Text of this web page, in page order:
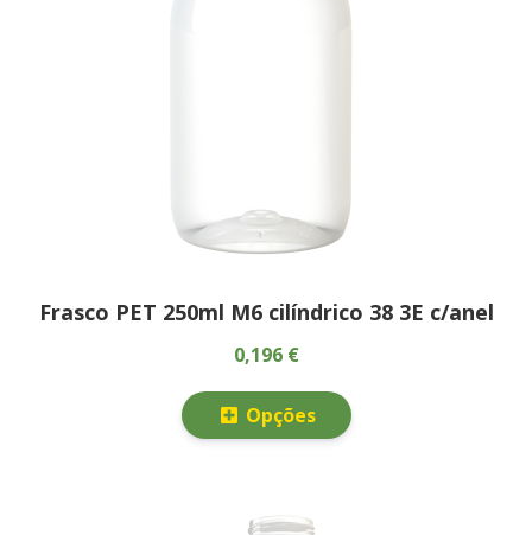
Frasco PET 250ml M6 cilíndrico 38 3E c/anel
0,196 €
Opções